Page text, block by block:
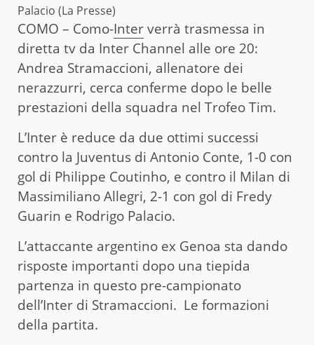
Palacio (La Presse)
COMO – Como-Interverrà trasmessa in
diretta tv da Inter Channel alle ore 20:
Andrea Stramaccioni, allenatore dei
nerazzurri, cerca conferme dopo le belle
prestazioni della squadra nel Trofeo Tim.
L’Inter è reduce da due ottimi successi
contro la Juventus di Antonio Conte, 1-0 con
gol di Philippe Coutinho, e contro il Milan di
Massimiliano Allegri, 2-1 con gol di Fredy
Guarin e Rodrigo Palacio.
L’attaccante argentino ex Genoa sta dando
risposte importanti dopo una tiepida
partenza in questo pre-campionato
dell’Inter di Stramaccioni. Le formazioni
della partita.